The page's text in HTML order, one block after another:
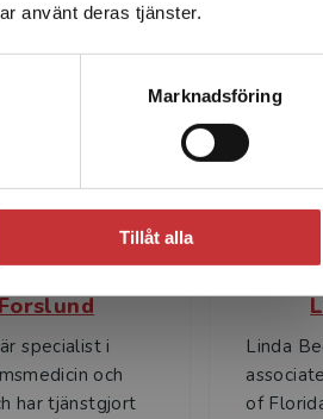
använt deras tjänster.
Marknadsföring
Tillåt alla
specialist i
och
har tjänstgjort
Linda
of